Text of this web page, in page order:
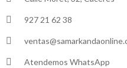
927 21 62 38
Atendemos WhatsApp